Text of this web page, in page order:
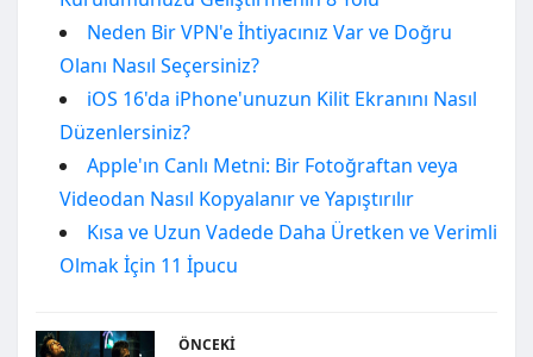
Neden Bir VPN'e İhtiyacınız Var ve Doğru
Olanı Nasıl Seçersiniz?
iOS 16'da iPhone'unuzun Kilit Ekranını Nasıl
Düzenlersiniz?
Apple'ın Canlı Metni: Bir Fotoğraftan veya
Videodan Nasıl Kopyalanır ve Yapıştırılır
Kısa ve Uzun Vadede Daha Üretken ve Verimli
Olmak İçin 11 İpucu
ÖNCEKI